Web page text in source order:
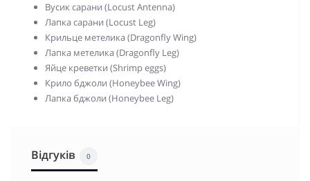
Вусик сарани (Locust Antenna)
Лапка сарани (Locust Leg)
Крильце метелика (Dragonfly Wing)
Лапка метелика (Dragonfly Leg)
Яйце креветки (Shrimp eggs)
Крило бджоли (Honeybee Wing)
Лапка бджоли (Honeybee Leg)
Відгуків 0